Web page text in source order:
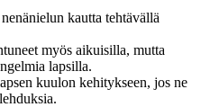
kautta tehtävällä
myös aikuisilla, mutta
lapsilla.
kuulon kehitykseen, jos ne